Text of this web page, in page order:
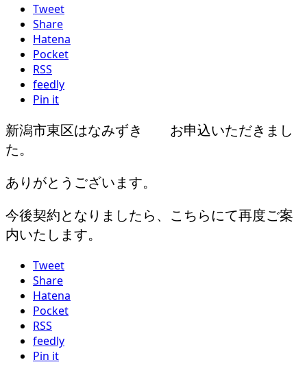
Tweet
Share
Hatena
Pocket
RSS
feedly
Pin it
新潟市東区はなみずき お申込いただきまし
た。
ありがとうございます。
今後契約となりましたら、こちらにて再度ご案
内いたします。
Tweet
Share
Hatena
Pocket
RSS
feedly
Pin it